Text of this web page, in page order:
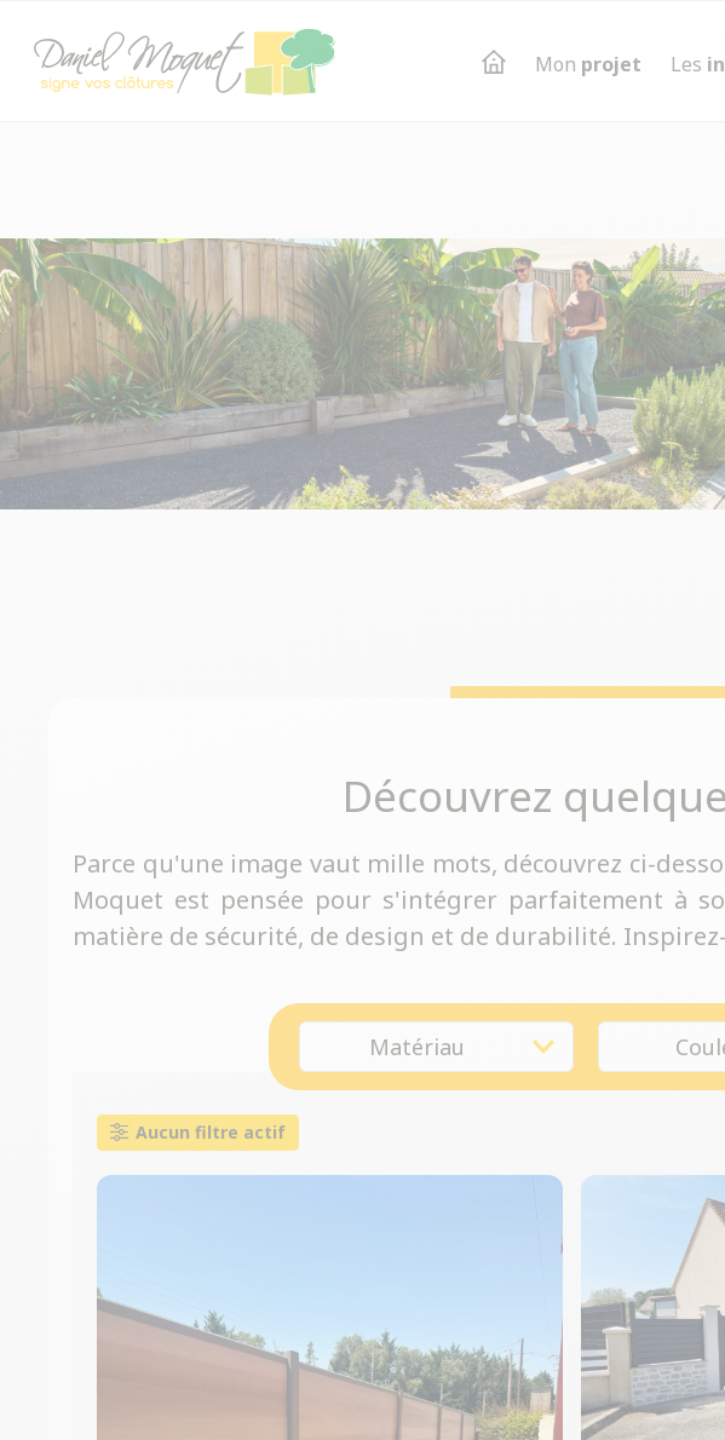
Mon projet Les
Découvrez
Parce qu'une image vaut mille mots, découvrez ci-
Moquet est pensée pour s'intégrer parfaitement à
matière de sécurité, de design et de durabilité.
Matériau
Aucun filtre actif